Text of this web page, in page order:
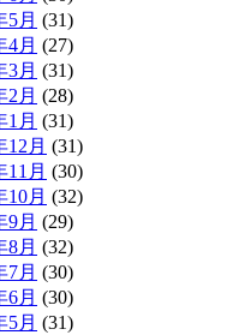
5月 (31)
4月 (27)
3月 (31)
2月 (28)
1月 (31)
12月 (31)
11月 (30)
10月 (32)
9月 (29)
8月 (32)
7月 (30)
6月 (30)
5月 (31)